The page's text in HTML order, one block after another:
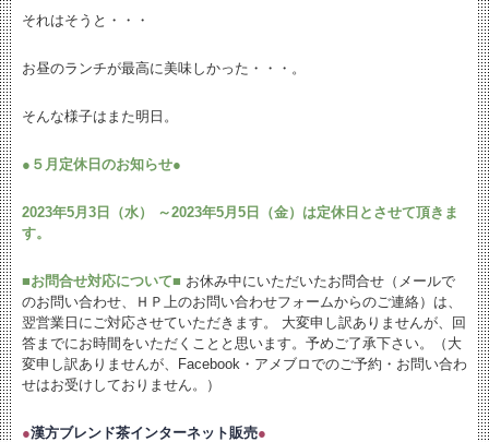
それはそうと・・・
お昼のランチが最高に美味しかった・・・。
そんな様子はまた明日。
● ５月定休日のお知らせ●
2023年5月3日（水） ～2023年5月5日（金）は定休日とさせて頂きま
す。
■お問合せ対応について■ お休み中にいただいたお問合せ（メールで
のお問い合わせ、ＨＰ上のお問い合わせフォームからのご連絡）は、
翌営業日にご対応させていただきます。 大変申し訳ありませんが、回
答までにお時間をいただくことと思います。予めご了承下さい。（大
変申し訳ありませんが、Facebook・アメブロでのご予約・お問い合わ
せはお受けしておりません。）
●漢方ブレンド茶インターネット販売●